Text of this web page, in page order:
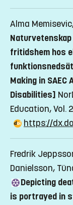
Alma
fritidshem hos
Making in
Disabilities]
Education, Vol.
https://
Fredrik
Danielsson,
Depicting
is portrayed in